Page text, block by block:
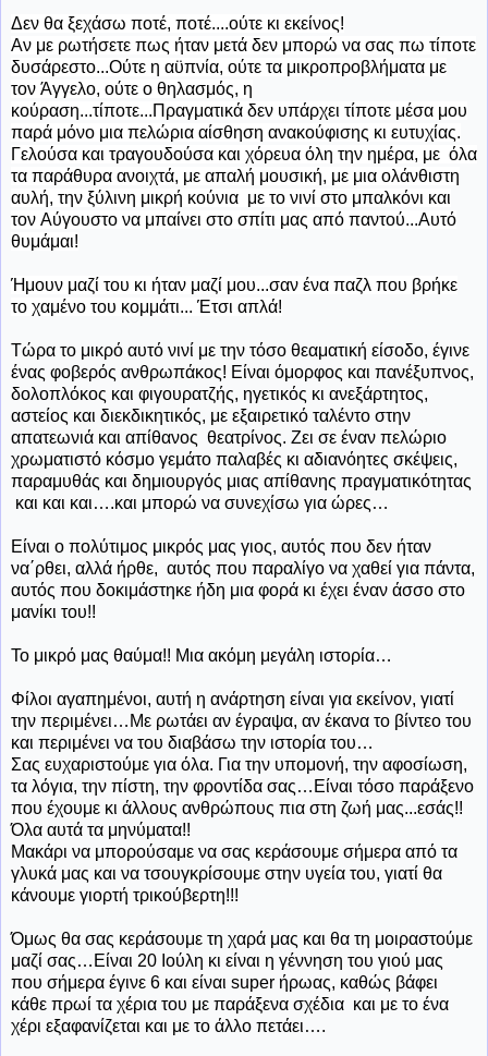
Δεν θα ξεχάσω ποτέ, ποτέ....ούτε κι εκείνος!
Αν με ρωτήσετε πως ήταν μετά δεν μπορώ να σας πω τίποτε
δυσάρεστο...Ούτε η αϋπνία, ούτε τα μικροπροβλήματα με
τον Άγγελο, ούτε ο θηλασμός, η
κούραση...τίποτε...Πραγματικά δεν υπάρχει τίποτε μέσα μου
παρά μόνο μια πελώρια αίσθηση ανακούφισης κι ευτυχίας.
Γελούσα και τραγουδούσα και χόρευα όλη την ημέρα, με όλα
τα παράθυρα ανοιχτά, με απαλή μουσική, με μια ολάνθιστη
αυλή, την ξύλινη μικρή κούνια με το νινί στο μπαλκόνι και
τον Αύγουστο να μπαίνει στο σπίτι μας από παντού...Αυτό
θυμάμαι!
Ήμουν μαζί του κι ήταν μαζί μου...σαν ένα παζλ που βρήκε
το χαμένο του κομμάτι... Έτσι απλά!
Τώρα το μικρό αυτό νινί με την τόσο θεαματική είσοδο, έγινε
ένας φοβερός ανθρωπάκος! Είναι όμορφος και πανέξυπνος,
δολοπλόκος και φιγουρατζής, ηγετικός κι ανεξάρτητος,
αστείος και διεκδικητικός, με εξαιρετικό ταλέντο στην
απατεωνιά και απίθανος θεατρίνος. Ζει σε έναν πελώριο
χρωματιστό κόσμο γεμάτο παλαβές κι αδιανόητες σκέψεις,
παραμυθάς και δημιουργός μιας απίθανης πραγματικότητας
και και και….και μπορώ να συνεχίσω για ώρες…
Είναι ο πολύτιμος μικρός μας γιος, αυτός που δεν ήταν
να΄ρθει, αλλά ήρθε, αυτός που παραλίγο να χαθεί για πάντα,
αυτός που δοκιμάστηκε ήδη μια φορά κι έχει έναν άσσο στο
μανίκι του!!
Το μικρό μας θαύμα!! Μια ακόμη μεγάλη ιστορία…
Φίλοι αγαπημένοι, αυτή η ανάρτηση είναι για εκείνον, γιατί
την περιμένει…Με ρωτάει αν έγραψα, αν έκανα το βίντεο του
και περιμένει να του διαβάσω την ιστορία του…
Σας ευχαριστούμε για όλα. Για την υπομονή, την αφοσίωση,
τα λόγια, την πίστη, την φροντίδα σας…Είναι τόσο παράξενο
που έχουμε κι άλλους ανθρώπους πια στη ζωή μας...εσάς!!
Όλα αυτά τα μηνύματα!!
Μακάρι να μπορούσαμε να σας κεράσουμε σήμερα από τα
γλυκά μας και να τσουγκρίσουμε στην υγεία του, γιατί θα
κάνουμε γιορτή τρικούβερτη!!!
Όμως θα σας κεράσουμε τη χαρά μας και θα τη μοιραστούμε
μαζί σας…Είναι 20 Ιούλη κι είναι η γέννηση του γιού μας
που σήμερα έγινε 6 και είναι super ήρωας, καθώς βάφει
κάθε πρωί τα χέρια του με παράξενα σχέδια και με το ένα
χέρι εξαφανίζεται και με το άλλο πετάει….